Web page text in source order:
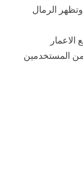
وتظهر الرمال
الاعمار
المستخدمين